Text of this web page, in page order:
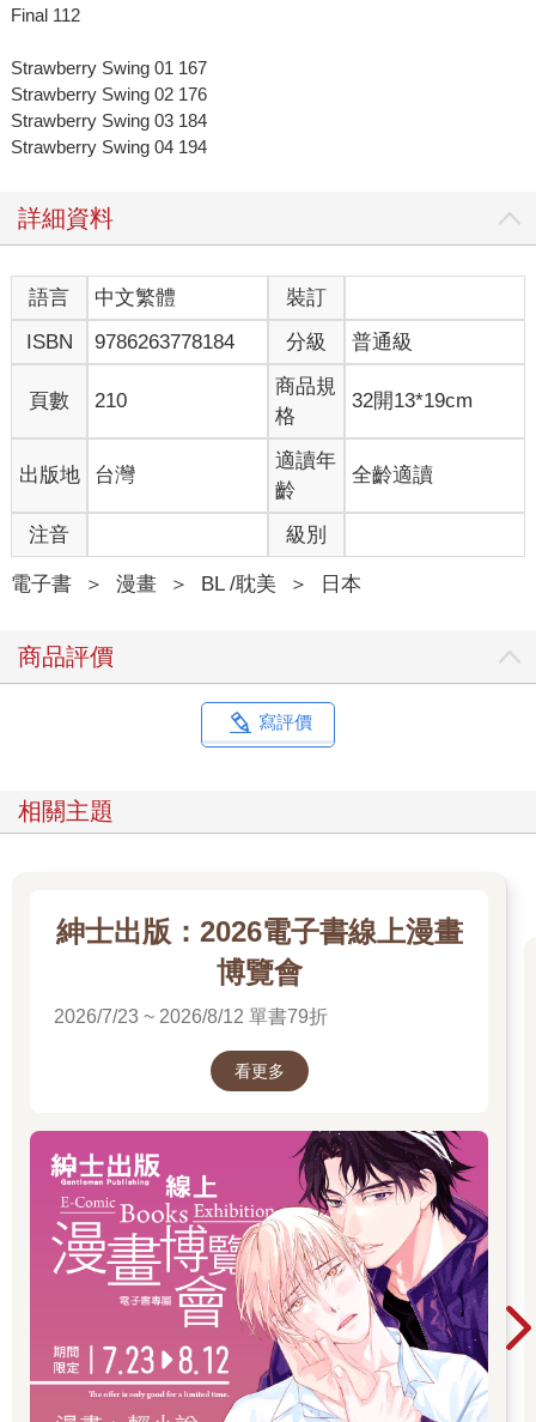
Final 112
Strawberry Swing 01 167
Strawberry Swing 02 176
Strawberry Swing 03 184
Strawberry Swing 04 194
詳細資料
語言 中文繁體
裝訂
ISBN
9786263778184 分級 普通級
頁數 210
商品規
格
32開13*19cm
出版地 台灣
適讀年
齡
全齡適讀
注音 級別
電子書 ＞ 漫畫 ＞ BL /耽美 ＞ 日本
商品評價
寫評價
相關主題
紳士出版：2026電子書線上漫畫
博覽會
2026/7/23 ~ 2026/8/12 單書79折
看更多